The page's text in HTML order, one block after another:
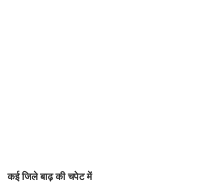
कई जिले बाढ़ की चपेट में